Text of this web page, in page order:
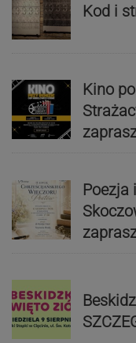
Kod i
Kino